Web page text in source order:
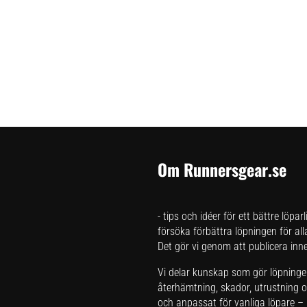
Om Runnersgear.se
- tips och idéer för ett bättre
försöka förbättra löpningen för
Det gör vi genom att publicera
Vi delar kunskap som gör
återhämtning, skador, utrustning
och anpassat för vanliga löpare –